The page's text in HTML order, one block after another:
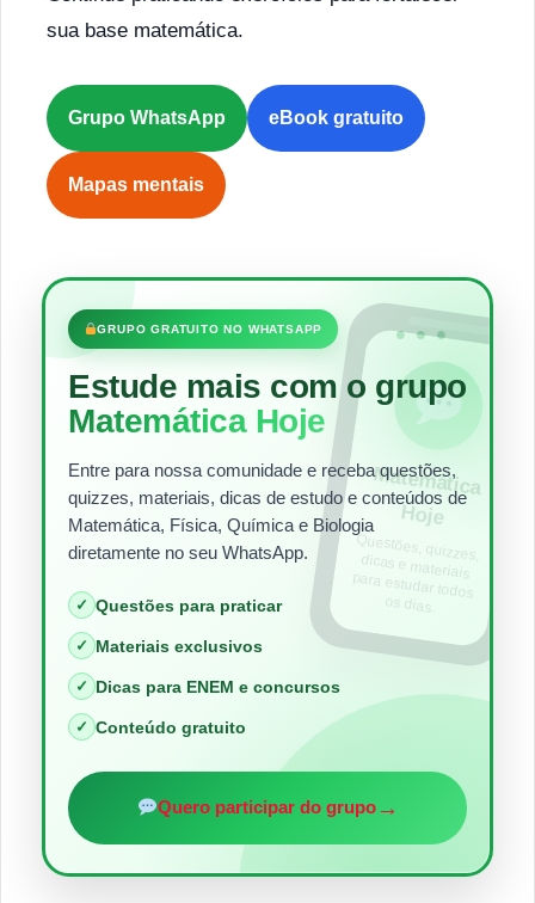
sua base matemática.
Grupo WhatsApp eBook gratuito
Mapas mentais
•••
GRUPO GRATUITO NO WHATSAPP
Estude mais com o grupo
Matemática Hoje
Entre para nossa comunidade e receba questões,
quizzes, materiais, dicas de estudo e conteúdos de
Matemática, Física, Química e Biologia
diretamente no seu WhatsApp.
✓ Questões para praticar
✓ Materiais exclusivos
✓ Dicas para ENEM e concursos
✓ Conteúdo gratuito
Quero participar do grupo→
Matem
ática
Hoje
Questões, quizzes,
dicas e materiais
para estudar todos
os dias.